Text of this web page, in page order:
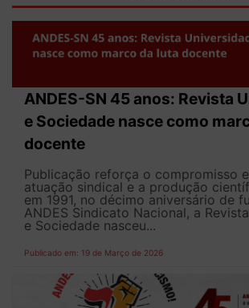
ANDES-SN 45 anos: Revista
e Sociedade nasce como
docente
Publicação reforça o compromisso
atuação sindical e a produção
em 1991, no décimo aniversário de
ANDES Sindicato Nacional, a
e Sociedade nasceu...
Publicado em: 19 de Março de 2026